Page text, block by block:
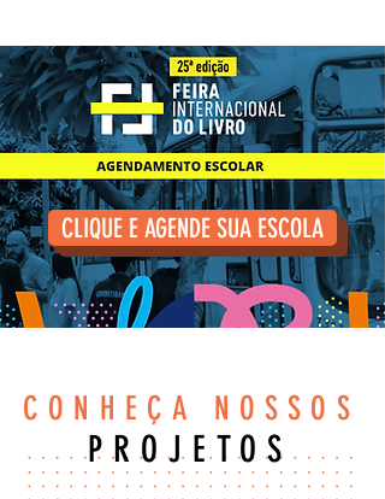
CLIQUE E AGENDE SUA ESCOLA
CONHEÇA NOSSOS
PROJETOS